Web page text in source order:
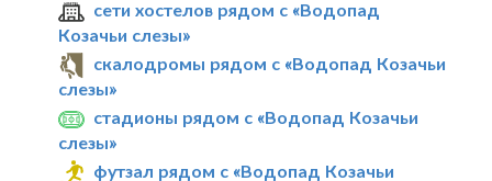
сети хостелов рядом с «Водопад
Козачьи слезы»
скалодромы рядом с «Водопад Козачьи
слезы»
стадионы рядом с «Водопад Козачьи
слезы»
футзал рядом с «Водопад Козачьи